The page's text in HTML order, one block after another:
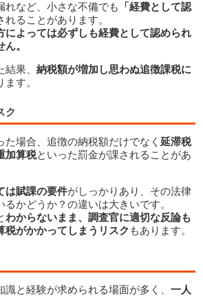
なトラブルとリスク
れなど、小さな不備でも
「経費として認
れることがあります。
によっては必ずしも経費として認められ
。
結果、納税額が増加し思わぬ追徴課税に
ます。
ク
た場合、追徴の納税額だけでなく延滞税
加算税といった罰金が課されることがあ
は賦課の要件がしっかりあり、その法律
かどうか？の違いは大きいです。
わからないまま、調査官に適切な反論も
税がかかってしまうリスク もあります。
識と経験が求められる場面が多く、一人